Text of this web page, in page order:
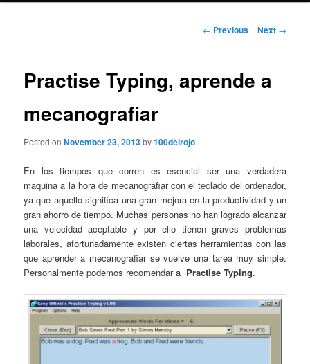
Post
← Previous Next →
Practise Typing, aprende a
mecanografiar
Posted onNovember 23, 2013by100delrojo
En los tiempos que corren es esencial ser una verdadera
maquina a la hora de mecanografiar con el teclado del ordenador,
ya que aquello significa una gran mejora en la productividad y un
gran ahorro de tiempo. Muchas personas no han logrado alcanzar
una velocidad aceptable y por ello tienen graves problemas
laborales, afortunadamente existen ciertas herramientas con las
que aprender a mecanografiar se vuelve una tarea muy simple.
Personalmente podemos recomendar a Practise Typing.